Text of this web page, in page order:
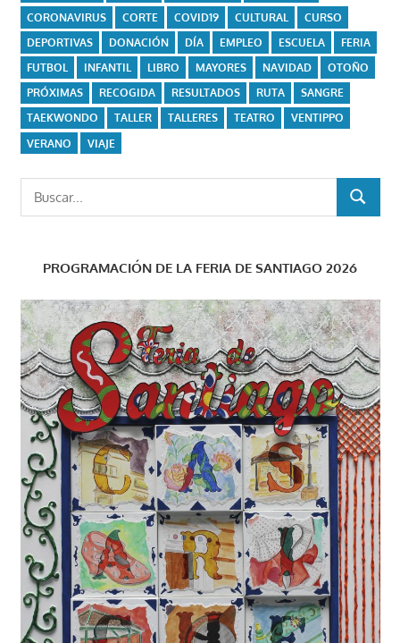
CORONAVIRUS
CORTE COVID19 CULTURAL
CURSO
DEPORTIVAS
DONACIÓN DÍA EMPLEO ESCUELA
FERIA
FUTBOL
INFANTIL LIBRO MAYORES NAVIDAD
OTOÑO
PRÓXIMAS
RECOGIDA RESULTADOS RUTA
SANGRE
TAEKWONDO
TALLER TALLERES TEATRO
VENTIPPO
VERANO
VIAJE
BUSCAR
PROGRAMACIÓN DE LA FERIA DE SANTIAGO 2026